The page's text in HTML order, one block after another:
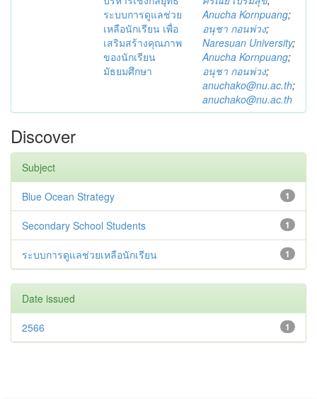
ระบบการดูแลช่วย
เหลือนักเรียน เพื่อ
เสริมสร้างคุณภาพ
ของนักเรียน
มัธยมศึกษา
Anucha Kornpuang;
อนุชา กอนพ่วง;
Naresuan University;
Anucha Kornpuang;
อนุชา กอนพ่วง;
anuchako@nu.ac.th;
anuchako@nu.ac.th
Discover
Subject
1
Blue Ocean Strategy
1
Secondary School Students
1
ระบบการดูแลช่วยเหลือนักเรียน
Date issued
1
2566